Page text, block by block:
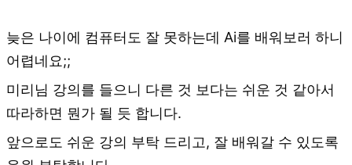
늦은 나이에 컴퓨터도 잘 못하는데 Ai를 배워보러 하니
어렵네요;;
미리님 강의를 들으니 다른 것 보다는 쉬운 것 같아서
따라하면 뭔가 될 듯 합니다.
앞으로도 쉬운 강의 부탁 드리고, 잘 배워갈 수 있도록